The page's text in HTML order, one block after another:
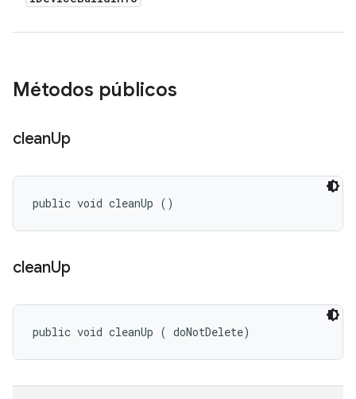
Métodos públicos
cleanUp
public void cleanUp ()
cleanUp
public void cleanUp ( doNotDelete)